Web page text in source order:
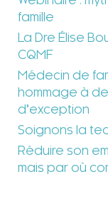
famille
La Dre Élise
CQMF
Médecin de
hommage à
d’exception
Soignons la
Réduire son
mais par où